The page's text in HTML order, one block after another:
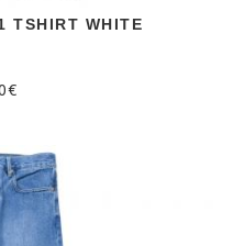
TSHIRT WHITE